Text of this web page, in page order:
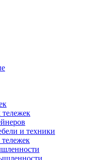
тележек
и техники